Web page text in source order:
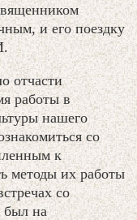
и его поездку
отчасти
работы в
нашего
со
к
методы их работы
со
был на